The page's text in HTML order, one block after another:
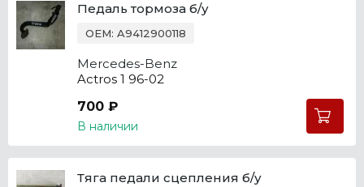
Педаль тормоза б/у
OEM: A9412900118
Mercedes-Benz
Actros 1 96-02
700 ₽
В наличии
Тяга педали сцепления б/у